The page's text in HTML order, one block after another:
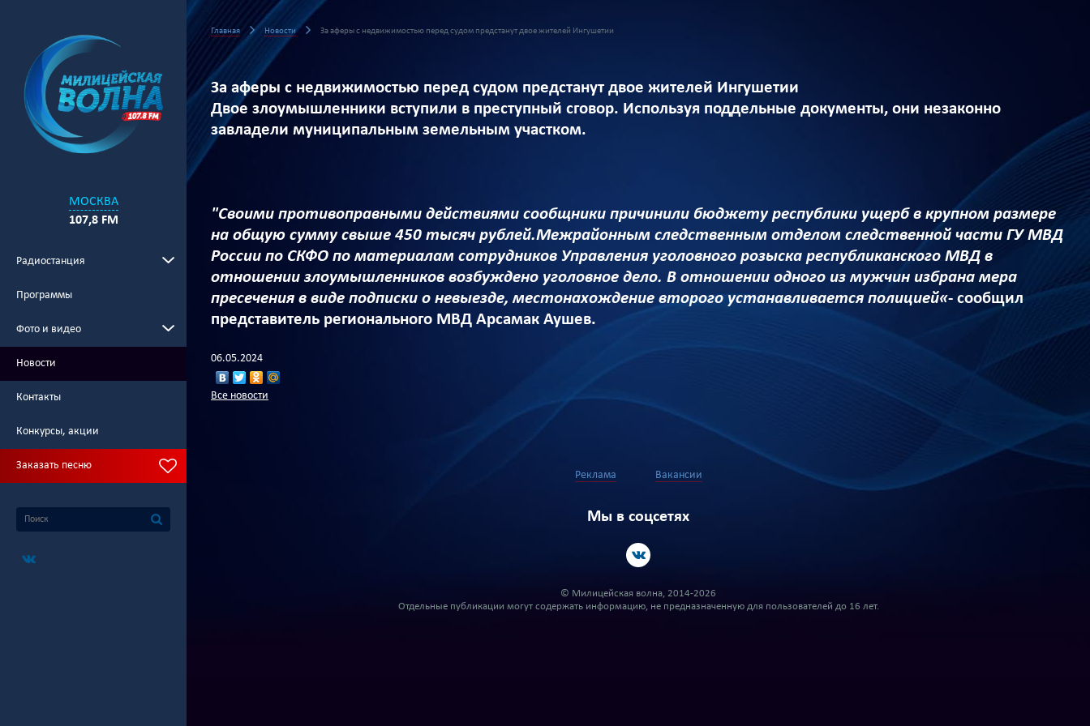
МОСКВА
107,8 FM
Радиостанция
Программы
Фото и видео
Новости
Контакты
Конкурсы, акции
Заказать песню
Главная Новости За аферы с недвижимостью перед судом предстанут двое жителей Ингушетии
За аферы с недвижимостью перед судом предстанут двое жителей Ингушетии
Двое злоумышленники вступили в преступный сговор. Используя поддельные документы, они незаконно
завладели муниципальным земельным участком.
"Своими противоправными действиями сообщники причинили бюджету республики ущерб в крупном размере
на общую сумму свыше 450 тысяч рублей.Межрайонным следственным отделом следственной части ГУ МВД
России по СКФО по материалам сотрудников Управления уголовного розыска республиканского МВД в
отношении злоумышленников возбуждено уголовное дело. В отношении одного из мужчин избрана мера
пресечения в виде подписки о невыезде, местонахождение второго устанавливается полицией«- сообщил
представитель регионального МВД Арсамак Аушев.
06.05.2024
Все новости
Реклама Вакансии
Мы в соцсетях
© Милицейская волна, 2014-2026
Отдельные публикации могут содержать информацию, не предназначенную для пользователей до 16 лет.